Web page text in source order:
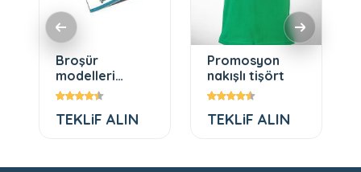
Broşür
modelleri
matbaa
TEKLiF ALIN
Promosyon
nakışlı tişört
TEKLiF ALIN